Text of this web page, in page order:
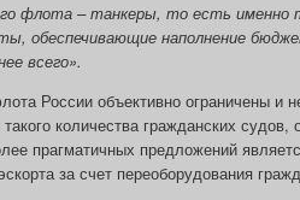
флота – танкеры, то есть именно
обеспечивающие наполнение
всего».
России объективно ограничены и
количества гражданских
прагматичных предложений
за счет переоборудования